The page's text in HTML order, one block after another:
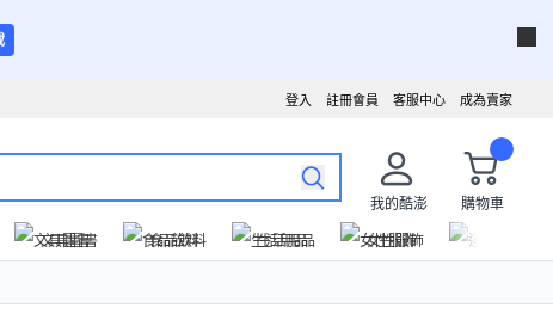
成為賣家
客服中心
註冊會員
登入
我的酷澎
購物車
文具圖書 食品飲料 生活用品 女性服飾